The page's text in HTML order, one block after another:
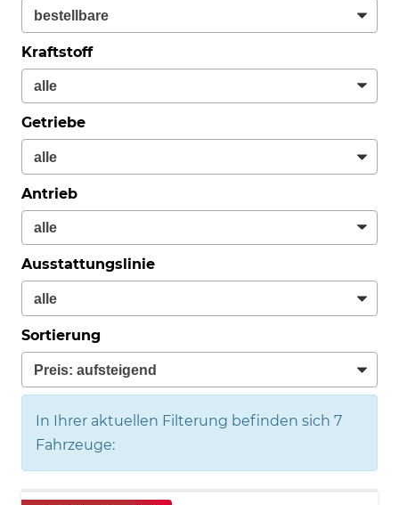
Kraftstoff
Getriebe
Antrieb
Ausstattungslinie
Sortierung
In Ihrer aktuellen Filterung befinden sich 7
Fahrzeuge: